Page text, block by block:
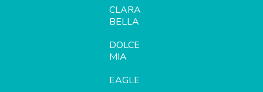
CLARA
BELLA
DOLCE
MIA
EAGLE